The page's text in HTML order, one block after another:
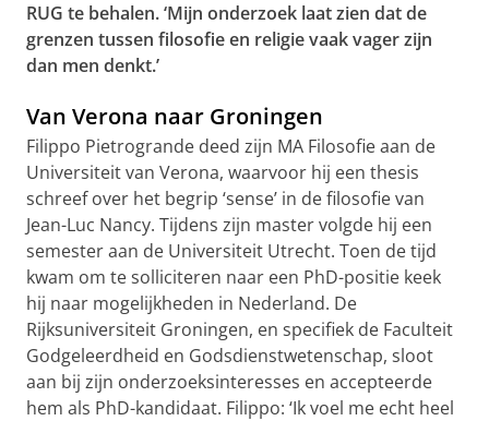
RUG te behalen. ‘Mijn onderzoek laat zien dat de
grenzen tussen filosofie en religie vaak vager zijn
dan men denkt.’
Van Verona naar Groningen
Filippo Pietrogrande deed zijn MA Filosofie aan de
Universiteit van Verona, waarvoor hij een thesis
schreef over het begrip ‘sense’ in de filosofie van
Jean-Luc Nancy. Tijdens zijn master volgde hij een
semester aan de Universiteit Utrecht. Toen de tijd
kwam om te solliciteren naar een PhD-positie keek
hij naar mogelijkheden in Nederland. De
Rijksuniversiteit Groningen, en specifiek de Faculteit
Godgeleerdheid en Godsdienstwetenschap, sloot
aan bij zijn onderzoeksinteresses en accepteerde
hem als PhD-kandidaat. Filippo: ‘Ik voel me echt heel